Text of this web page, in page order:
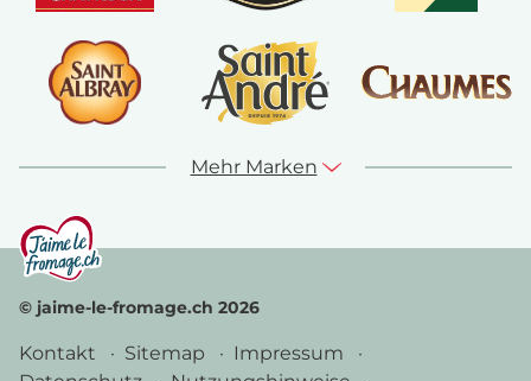
Mehr Marken
© jaime-le-fromage.ch 2026
Kontakt Sitemap
Impressum